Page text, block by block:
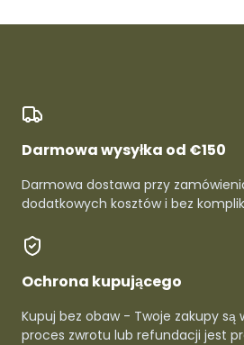
Darmowa wysyłka od €150
Darmowa dostawa przy
dodatkowych kosztów i bez
Ochrona kupującego
Kupuj bez obaw - Twoje zakupy są
proces zwrotu lub refundacji jest